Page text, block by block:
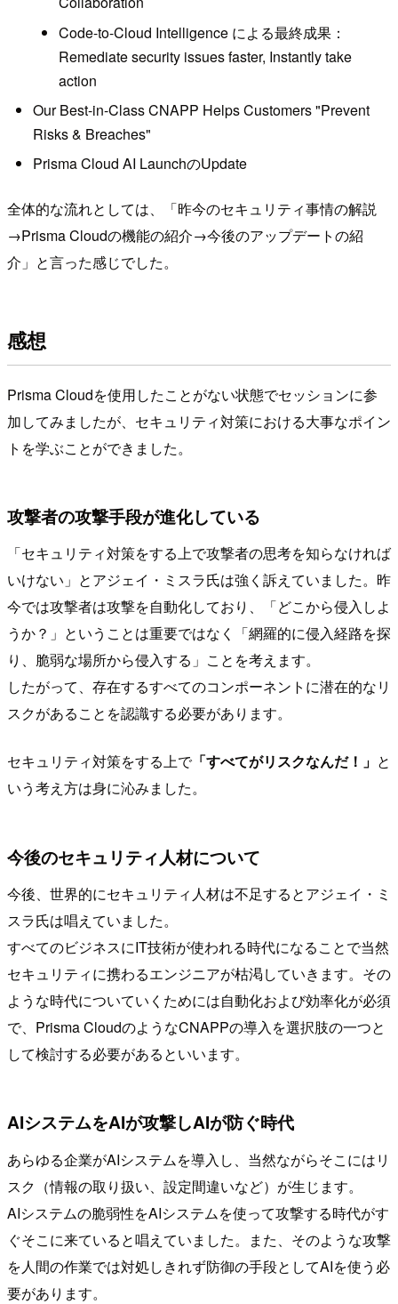
Code-to-Cloud Intelligence による最終成果：
Remediate security issues faster, Instantly take
action
Our Best-in-Class CNAPP Helps Customers "Prevent
Risks & Breaches"
Prisma Cloud AI LaunchのUpdate
全体的な流れとしては、「昨今のセキュリティ事情の解説
→Prisma Cloudの機能の紹介→今後のアップデートの紹
介」と言った感じでした。
感想
Prisma Cloudを使用したことがない状態でセッションに参
加してみましたが、セキュリティ対策における大事なポイン
トを学ぶことができました。
攻撃者の攻撃手段が進化している
「セキュリティ対策をする上で攻撃者の思考を知らなければ
いけない」とアジェイ・ミスラ氏は強く訴えていました。昨
今では攻撃者は攻撃を自動化しており、「どこから侵入しよ
うか？」ということは重要ではなく「網羅的に侵入経路を探
り、脆弱な場所から侵入する」ことを考えます。
したがって、存在するすべてのコンポーネントに潜在的なリ
スクがあることを認識する必要があります。
セキュリティ対策をする上で「すべてがリスクなんだ！」 と
いう考え方は身に沁みました。
今後のセキュリティ人材について
今後、世界的にセキュリティ人材は不足するとアジェイ・ミ
スラ氏は唱えていました。
すべてのビジネスにIT技術が使われる時代になることで当然
セキュリティに携わるエンジニアが枯渇していきます。その
ような時代についていくためには自動化および効率化が必須
で、Prisma CloudのようなCNAPPの導入を選択肢の一つと
して検討する必要があるといいます。
AIシステムをAIが攻撃しAIが防ぐ時代
あらゆる企業がAIシステムを導入し、当然ながらそこにはリ
スク（情報の取り扱い、設定間違いなど）が生じます。
AIシステムの脆弱性をAIシステムを使って攻撃する時代がす
ぐそこに来ていると唱えていました。また、そのような攻撃
を人間の作業では対処しきれず防御の手段としてAIを使う必
要があります。